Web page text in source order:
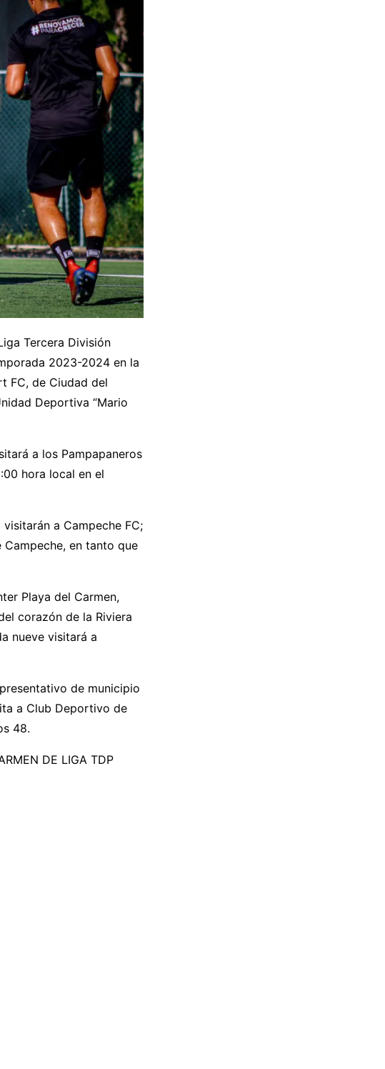
Tercera División
2023-2024 en la
FC, de Ciudad del
Deportiva “Mario
a los Pampapaneros
hora local en el
a Campeche FC;
en tanto que
Playa del Carmen,
corazón de la Riviera
nueve visitará a
de municipio
a Club Deportivo de
48.
DE LIGA TDP